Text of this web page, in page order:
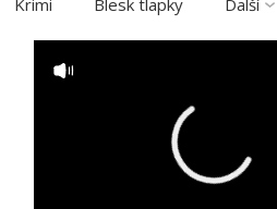
Krimi Blesk tlapky Další